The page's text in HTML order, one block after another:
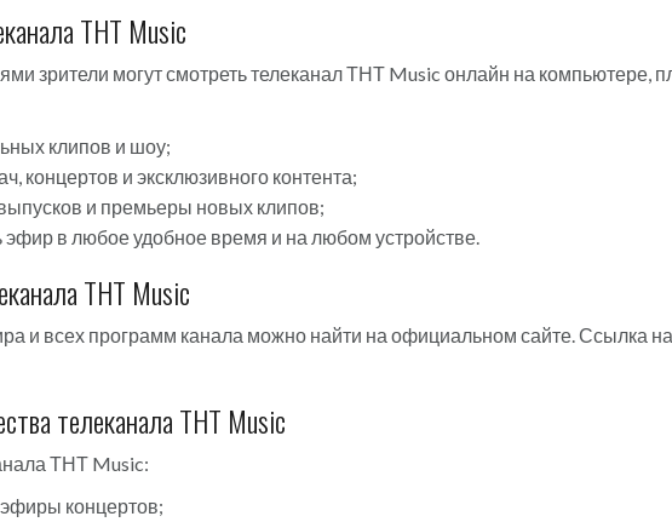
ТНТ Music
зрители могут смотреть телеканал ТНТ Music онлайн на компьютере,
клипов и шоу;
концертов и эксклюзивного контента;
и премьеры новых клипов;
эфир в любое удобное время и на любом устройстве.
ТНТ Music
и всех программ канала можно найти на официальном сайте. Ссылка
телеканала ТНТ Music
ТНТ Music:
концертов;